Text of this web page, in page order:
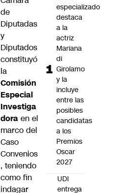
de
Diputadas
y
Diputados
constituyó
la
Comisión
Especial
Investiga
dora en el
marco del
Caso
Convenios
, teniendo
como fin
indagar
especializado
destaca
a la
actriz
Mariana
di
Girolamo
y la
incluye
entre las
posibles
candidatas
a los
Premios
Oscar
2027
UDI
entrega